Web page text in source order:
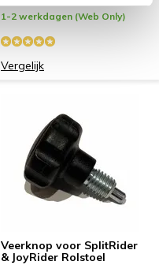
1-2 werkdagen (Web Only)
Vergelijk
Veerknop voor SplitRider
& JoyRider Rolstoel